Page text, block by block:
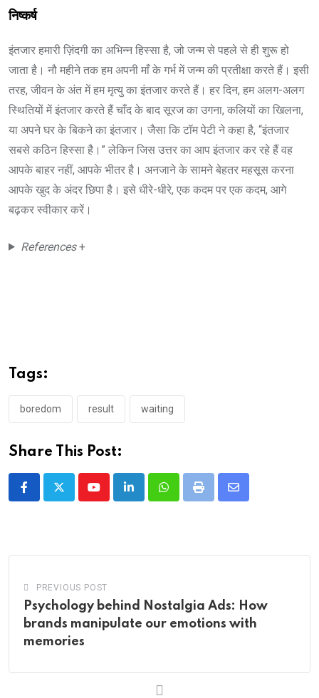
निष्कर्ष
इंतजार हमारी ज़िंदगी का अभिन्न हिस्सा है, जो जन्म से पहले से ही शुरू हो
जाता है। नौ महीने तक हम अपनी माँ के गर्भ में जन्म की प्रतीक्षा करते हैं। इसी
तरह, जीवन के अंत में हम मृत्यु का इंतजार करते हैं। हर दिन, हम अलग-अलग
स्थितियों में इंतजार करते हैं चाँद के बाद सूरज का उगना, कलियों का खिलना,
या अपने घर के बिकने का इंतजार। जैसा कि टॉम पेटी ने कहा है, “इंतजार
सबसे कठिन हिस्सा है।” लेकिन जिस उत्तर का आप इंतजार कर रहे हैं वह
आपके बाहर नहीं, आपके भीतर है। अनजाने के सामने बेहतर महसूस करना
आपके खुद के अंदर छिपा है। इसे धीरे-धीरे, एक कदम पर एक कदम, आगे
बढ़कर स्वीकार करें।
References+
Tags:
boredom result waiting
Share This Post:
YoutubeLinkedInWhatsappPrint
Share
PREVIOUS POST
Psychology behind Nostalgia Ads: How
brands manipulate our emotions with
memories